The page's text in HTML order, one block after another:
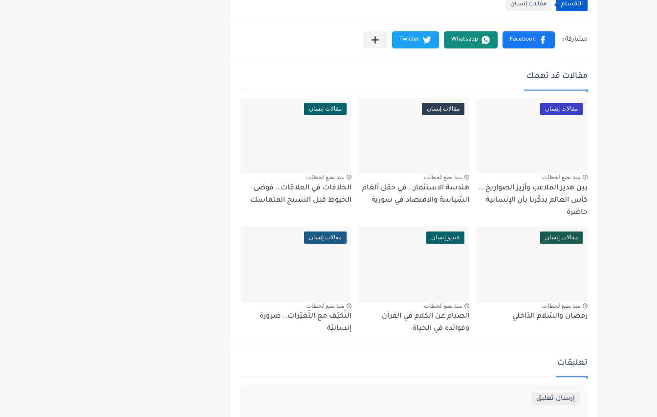
الأقسام مقالات إنسان
مقالات قد تهمك
مقالات إنسان
منذ بضع لحظات
بين هدير الملاعب وأزيز الصواريخ...
كأس العالم يذكّرنا بأن الإنسانية
حاضرة
مقالات إنسان
منذ بضع لحظات
هندسة الاستثمار.. في حقل ألغام
السّياسة والاقتصاد في سورية
مقالات إنسان
منذ بضع لحظات
الخلافات في العلاقات… فوضى
الخيوط قبل النسيج المتماسك
مقالات إنسان
منذ بضع لحظات
رمضان والسّلام الدّاخلي
فيديو إنسان
منذ بضع لحظات
الصيام عن الكلام في القرآن
وفوائده في الحياة
مقالات إنسان
منذ بضع لحظات
التّكيّف مع التّغيّرات.. ضرورة
إنسانيّة
تعليقات
إرسال تعليق